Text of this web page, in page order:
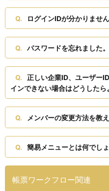
ログインIDが分かりません
パスワードを忘れました。
正しい企業ID、ユーザー
インできない場合はどうしたら
メンバーの変更方法を教
簡易メニューとは何でしょ
帳票ワークフロー関連